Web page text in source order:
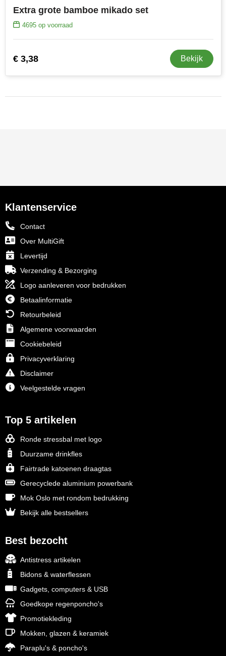
Extra grote bamboe mikado set
4695op voorraad
€ 3,38 Bekijk
Klantenservice
Contact
Over MultiGift
Levertijd
Verzending & Bezorging
Logo aanleveren voor bedrukken
Betaalinformatie
Retourbeleid
Algemene voorwaarden
Cookiebeleid
Privacyverklaring
Disclaimer
Veelgestelde vragen
Top 5 artikelen
Ronde stressbal met logo
Duurzame drinkfles
Fairtrade katoenen draagtas
Gerecyclede aluminium powerbank
Mok Oslo met rondom bedrukking
Bekijk alle bestsellers
Best bezocht
Antistress artikelen
Bidons & waterflessen
Gadgets, computers & USB
Goedkope regenponcho's
Promotiekleding
Mokken, glazen & keramiek
Paraplu's & poncho's